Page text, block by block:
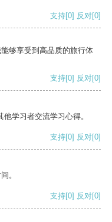
支持[0] 反对[0]
够享受到高品质的旅行体
支持[0] 反对[0]
学习者交流学习心得。
支持[0] 反对[0]
。
支持[0] 反对[0]